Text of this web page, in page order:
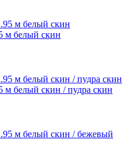
м белый скин
м белый скин / пудра скин